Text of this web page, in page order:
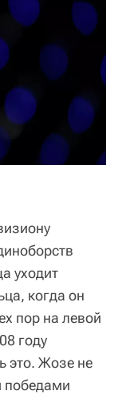
уходит
когда он
пор на левой
году
это. Жозе не
победами